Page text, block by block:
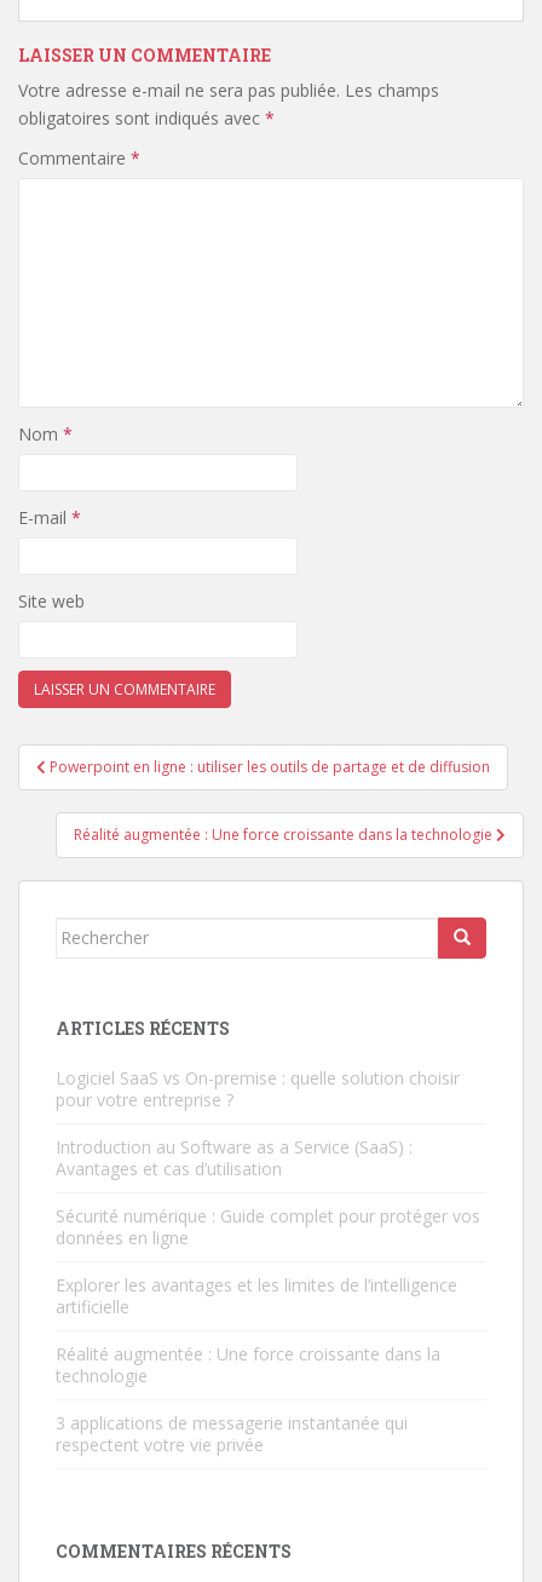
LAISSER UN COMMENTAIRE
Votre adresse e-mail ne sera pas publiée. Les champs
obligatoires sont indiqués avec *
Commentaire *
Nom *
E-mail *
Site web
Navigation
de
l’article
Powerpoint en ligne : utiliser les outils de partage et de diffusion
Réalité augmentée : Une force croissante dans la technologie
Rechercher...
ARTICLES RÉCENTS
Logiciel SaaS vs On-premise : quelle solution choisir
pour votre entreprise ?
Introduction au Software as a Service (SaaS) :
Avantages et cas d’utilisation
Sécurité numérique : Guide complet pour protéger vos
données en ligne
Explorer les avantages et les limites de l’intelligence
artificielle
Réalité augmentée : Une force croissante dans la
technologie
3 applications de messagerie instantanée qui
respectent votre vie privée
COMMENTAIRES RÉCENTS